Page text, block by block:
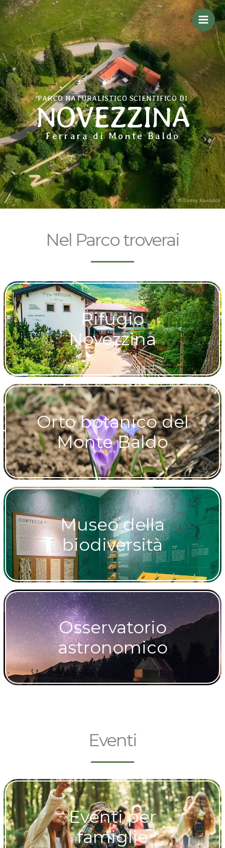
Vai
al
contenuto
PARCO NATURALISTICO SCIENTIFICO DI
NOVEZZINA
Ferrara di Monte Baldo
© Danny Rambaldo
Nel Parco troverai
Rifugio
Novezzina
Orto botanico del
Monte Baldo
Museo della
biodiversità
Osservatorio
astronomico
Eventi
Eventi per
famiglie